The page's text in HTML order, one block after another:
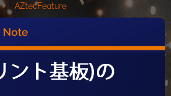
AZtecFeature